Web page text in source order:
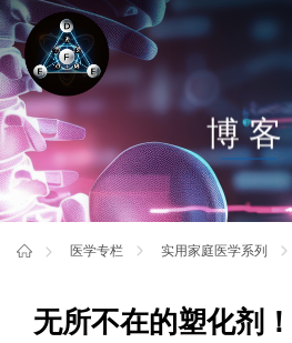
博客
医学专栏 实用家庭医学系列
无所不在的塑化剂！